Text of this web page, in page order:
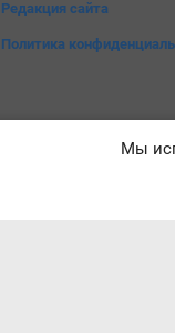
Редакция сайта
Политика
Мы